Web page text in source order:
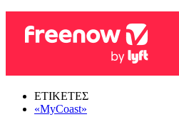
ΕΤΙΚΕΤΕΣ
«MyCoast»